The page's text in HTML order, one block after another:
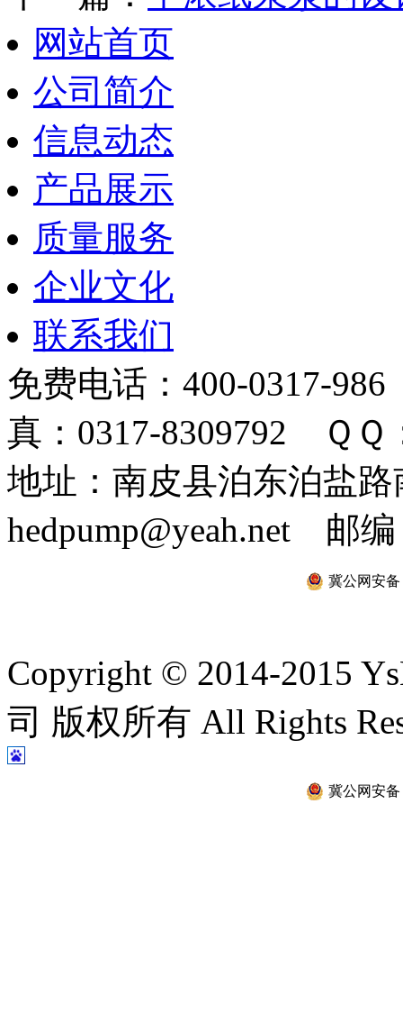
网站首页
公司简介
信息动态
产品展示
质量服务
企业文化
联系我们
免费电话：400-0317-
真：0317-8309792 ＱＱ
地址：南皮县泊东泊盐
hedpump@yeah.net 邮编
冀公网安备
Copyright © 2014-2015
司 版权所有 All Rights
冀公网安备